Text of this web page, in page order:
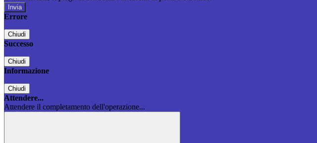
Errore
Chiudi
Successo
Chiudi
Informazione
Chiudi
Attendere...
Attendere il completamento dell'operazione...